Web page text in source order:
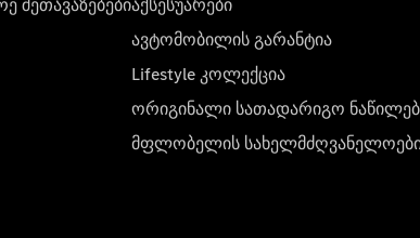
შეთავაზებებიაქსესუარები
ავტომობილის გარანტია
Lifestyle კოლექცია
ორიგინალი სათადარიგო
მფლობელის